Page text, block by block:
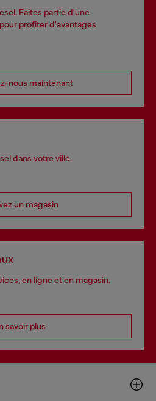
Faites partie d'une
profiter d'avantages
nous maintenant
dans votre ville.
un magasin
en ligne et en magasin.
savoir plus